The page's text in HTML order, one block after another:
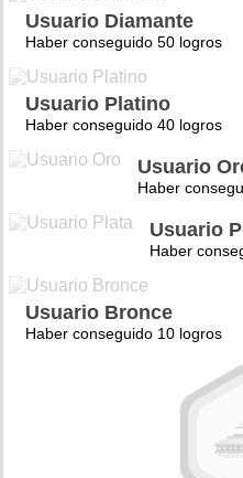
Usuario Diamante
Haber conseguido 50 logros
Usuario Platino
Haber conseguido 40 logros
Usuario
Haber
Usuario
Haber
Usuario Bronce
Haber conseguido 10 logros